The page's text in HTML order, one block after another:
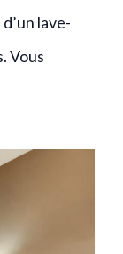
lave-
Vous